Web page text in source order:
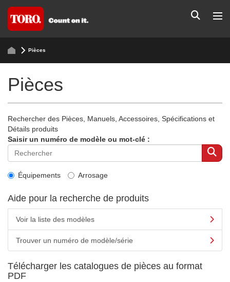
Pièces
Pièces
Rechercher des Pièces, Manuels, Accessoires, Spécifications et
Détails produits
Saisir un numéro de modèle ou mot-clé :
Équipements Arrosage
Aide pour la recherche de produits
Voir la liste des modèles
Trouver un numéro de modèle/série
Télécharger les catalogues de pièces au format
PDF